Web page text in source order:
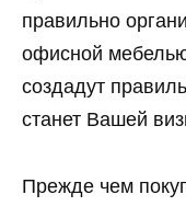
правильно
офисной
создадут
станет Вашей
Прежде чем